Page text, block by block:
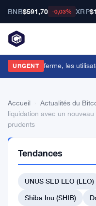
BNB$591,70 -0,03% XRP
URGENT
Cards ferme, les
Accueil Actualités du
liquidation avec un
prudents
DU BITCOIN
réduit
Tendances
UNUS SED LEO (LEO)
Shiba Inu (SHIB)